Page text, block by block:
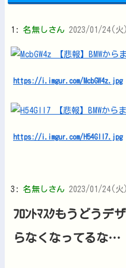
1: 名無しさん 2023/01/24(
https://i.imgur.com/McbGW4z.jpg
https://i.imgur.com/H54GIl7.jpg
3: 名無しさん 2023/01/24(
ﾌﾛﾝﾄﾏｽｸもうどうデ
らなくなってるな…